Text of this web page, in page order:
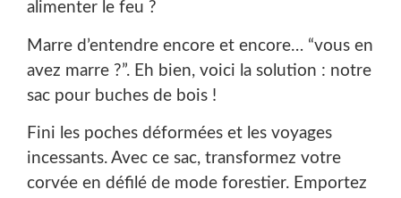
alimenter le feu ?
Marre d’entendre encore et encore… “vous en
avez marre ?”. Eh bien, voici la solution : notre
sac pour buches de bois !
Fini les poches déformées et les voyages
incessants. Avec ce sac, transformez votre
corvée en défilé de mode forestier. Emportez